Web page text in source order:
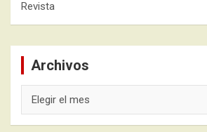
Revista
Archivos